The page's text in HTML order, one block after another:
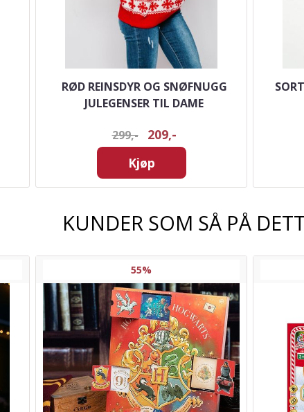
RØD REINSDYR OG SNØFNUGG
JULEGENSER TIL DAME
299,-
209,-
Kjøp
KUNDER SOM SÅ PÅ
55%